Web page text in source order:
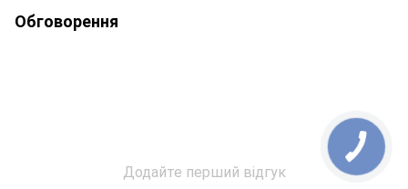
Обговорення
Додайте перший відгук